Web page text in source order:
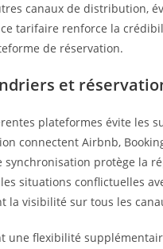
canaux de distribution,
tarifaire renforce la
de réservation.
et
plateformes évite les
connectent Airbnb,
protège la
situations conflictuelles
la visibilité sur tous les
une flexibilité